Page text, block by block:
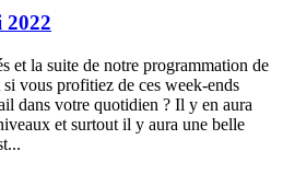
2022
et la suite de notre programmation de
vous profitiez de ces week-ends
dans votre quotidien ? Il y en aura
et surtout il y aura une belle